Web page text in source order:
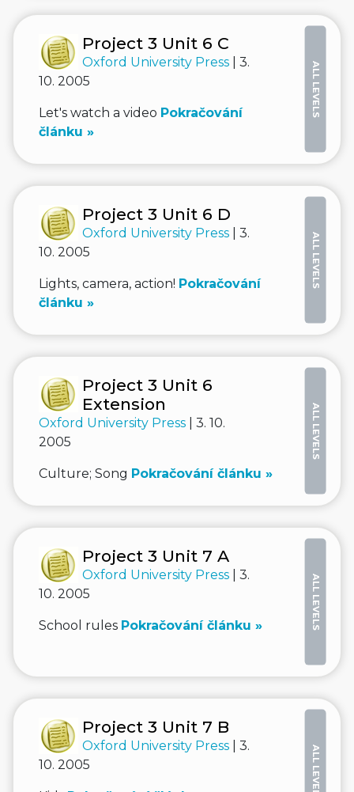
ALL LEVELS
Project 3 Unit 6 C
Oxford University Press
| 3.
10. 2005
Let's watch a video Pokračování
článku »
ALL LEVELS
Project 3 Unit 6 D
Oxford University Press
| 3.
10. 2005
Lights, camera, action! Pokračování
článku »
ALL LEVELS
Project 3 Unit 6
Extension
Oxford University Press
| 3. 10.
2005
Culture; Song Pokračování článku »
ALL LEVELS
Project 3 Unit 7 A
Oxford University Press
| 3.
10. 2005
School rules Pokračování článku »
ALL LEVELS
Project 3 Unit 7 B
Oxford University Press
| 3.
10. 2005